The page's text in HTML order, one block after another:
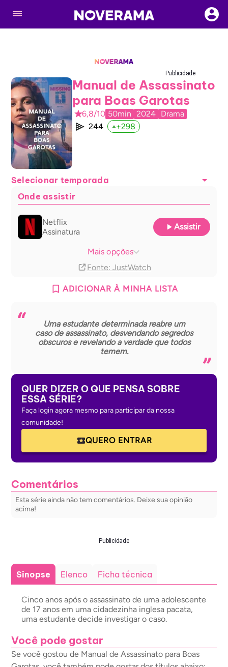
Publicidade
Manual de Assassinato
para Boas Garotas
6,8/10 50min 2024 Drama
244
+298
Selecionar temporada
Onde assistir
Netflix
Assinatura
Assistir
Mais opções
Fonte: JustWatch
ADICIONAR À MINHA LISTA
Uma estudante determinada reabre um
caso de assassinato, desvendando segredos
obscuros e revelando a verdade que todos
temem.
QUER DIZER O QUE PENSA SOBRE
ESSA SÉRIE?
Faça login agora mesmo para participar da nossa
comunidade!
QUERO ENTRAR
Comentários
Esta série ainda não tem comentários. Deixe sua opinião
acima!
Publicidade
Sinopse Elenco Ficha técnica
Cinco anos após o assassinato de uma adolescente
de 17 anos em uma cidadezinha inglesa pacata,
uma estudante decide investigar o caso.
Você pode gostar
Se você gostou de Manual de Assassinato para Boas